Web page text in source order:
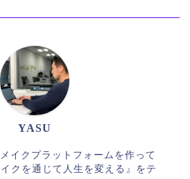
YASU
イクプラットフォームを作って
クを通じて人生を変える』をテ